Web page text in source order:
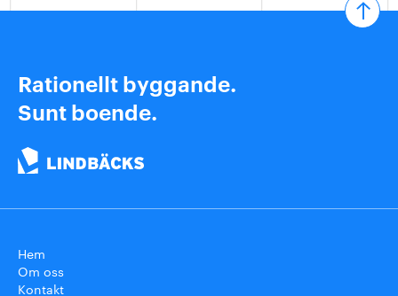
Rationellt byggande.
Sunt boende.
Hem
Om oss
Kontakt